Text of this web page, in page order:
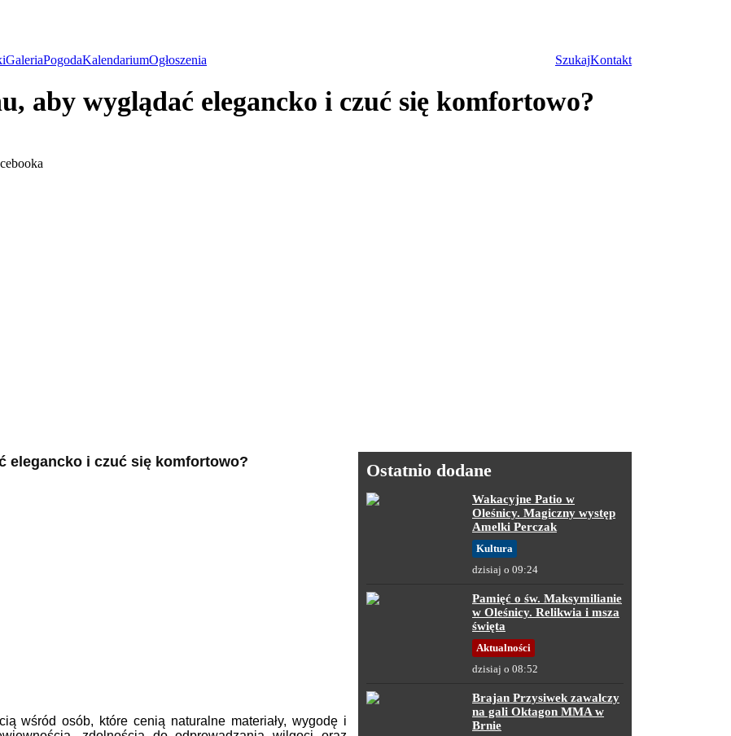
GaleriaPogodaKalendariumOgłoszenia SzukajKontakt
aby wyglądać elegancko i czuć się komfortowo?
elegancko i czuć się komfortowo?
wśród osób, które cenią naturalne materiały, wygodę i
Ostatnio dodane
Wakacyjne Patio w
Oleśnicy. Magiczny występ
Amelki Perczak
Kultura
dzisiaj o 09:24
Pamięć o św. Maksymilianie
w Oleśnicy. Relikwia i msza
święta
Aktualności
dzisiaj o 08:52
Brajan Przysiwek zawalczy
na gali Oktagon MMA w
Brnie